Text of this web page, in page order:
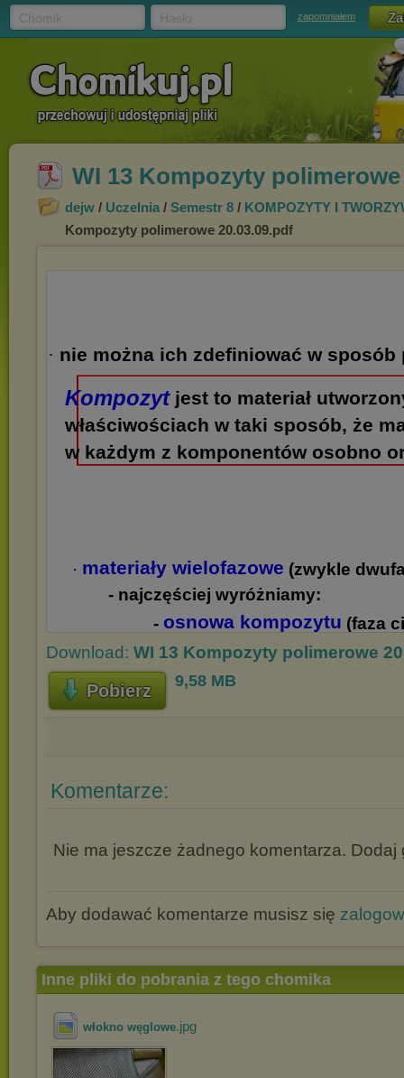
zapomniałem
WI 13 Kompozyty polimerowe
dejw / Uczelnia / Semestr 8 / KOMPOZYTY I
Kompozyty polimerowe 20.03.09.pdf
Download: WI 13 Kompozyty polimerowe
Pobierz 9,58 MB
Komentarze:
Nie ma jeszcze żadnego komentarza. Dodaj
Aby dodawać komentarze musisz się
Inne pliki do pobrania z tego chomika
włokno węglowe.jpg